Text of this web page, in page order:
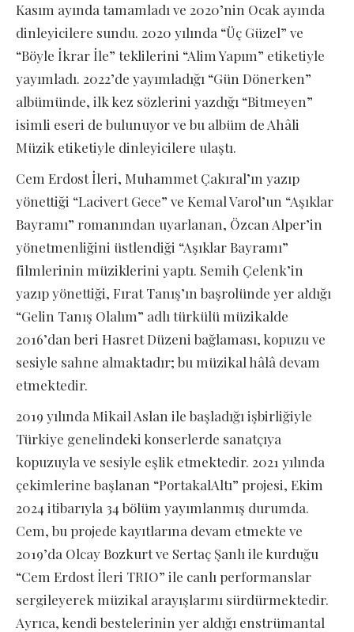
Kasım ayında tamamladı ve 2020’nin Ocak ayında
dinleyicilere sundu. 2020 yılında “Üç Güzel” ve
“Böyle İkrar İle” teklilerini “Alim Yapım” etiketiyle
yayımladı. 2022’de yayımladığı “Gün Dönerken”
albümünde, ilk kez sözlerini yazdığı “Bitmeyen”
isimli eseri de bulunuyor ve bu albüm de Ahâli
Müzik etiketiyle dinleyicilere ulaştı.
Cem Erdost İleri, Muhammet Çakıral’ın yazıp
yönettiği “Lacivert Gece” ve Kemal Varol’un “Aşıklar
Bayramı” romanından uyarlanan, Özcan Alper’in
yönetmenliğini üstlendiği “Aşıklar Bayramı”
filmlerinin müziklerini yaptı. Semih Çelenk’in
yazıp yönettiği, Fırat Tanış’ın başrolünde yer aldığı
“Gelin Tanış Olalım” adlı türkülü müzikalde
2016’dan beri Hasret Düzeni bağlaması, kopuzu ve
sesiyle sahne almaktadır; bu müzikal hâlâ devam
etmektedir.
2019 yılında Mikail Aslan ile başladığı işbirliğiyle
Türkiye genelindeki konserlerde sanatçıya
kopuzuyla ve sesiyle eşlik etmektedir. 2021 yılında
çekimlerine başlanan “PortakalAltı” projesi, Ekim
2024 itibarıyla 34 bölüm yayımlanmış durumda.
Cem, bu projede kayıtlarına devam etmekte ve
2019’da Olcay Bozkurt ve Sertaç Şanlı ile kurduğu
“Cem Erdost İleri TRIO” ile canlı performanslar
sergileyerek müzikal arayışlarını sürdürmektedir.
Ayrıca, kendi bestelerinin yer aldığı enstrümantal